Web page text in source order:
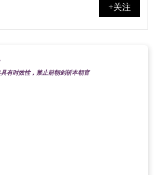
+关注
有时效性，禁止前朝剑斩本朝官